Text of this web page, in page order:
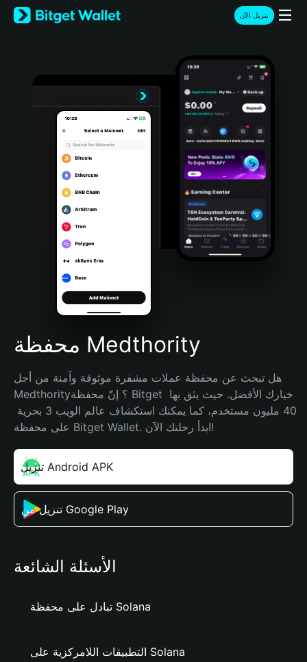
English
日本語
Türkçe
Português (Portugal)
Bahasa Indonesia
Português (Brasil)
Español (Argentina)
تنزيل الآن
محفظة Medthority
هل تبحث عن محفظة عملات مشفرة موثوقة وآمنة من أجل
Medthority؟ إنّ محفظة Bitget خيارك الأفضل. حيث يثق بها
على محفظة Bitget Wallet. ابدأ رحلتك الآن!
تنزيل Android APK
تنزيل من Google Play
الأسئلة الشائعة
تبادل على محفظة Solana
التطبيقات اللامركزية على Solana